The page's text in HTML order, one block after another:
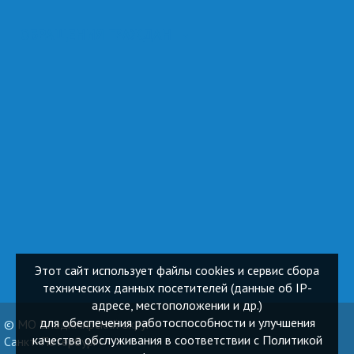
© МО Владимирский округ
Санкт-Петербург
Этот сайт использует файлы cookies и сервис сбора
технических данных посетителей (данные об IP-
адресе, местоположении и др.)
для обеспечения работоспособности и улучшения
качества обслуживания в соответствии с Политикой